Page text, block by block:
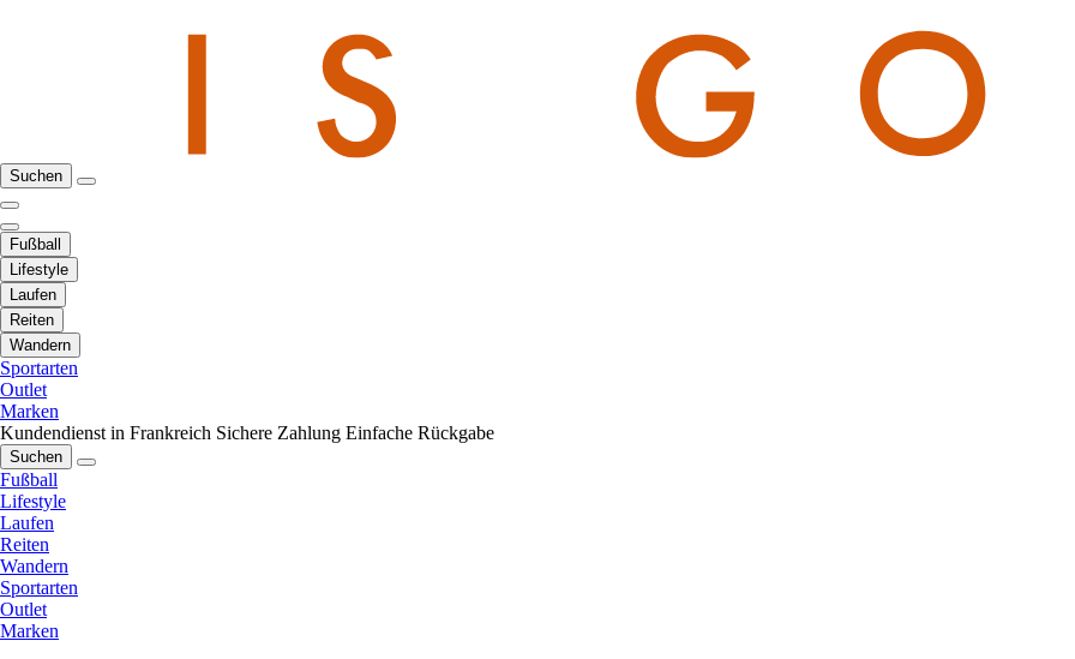
Suchen
Fußball
Lifestyle
Laufen
Reiten
Wandern
Sportarten
Outlet
Marken
Kundendienst in Frankreich Sichere Zahlung Einfache Rückgabe
Suchen
Fußball
Lifestyle
Laufen
Reiten
Wandern
Sportarten
Outlet
Marken